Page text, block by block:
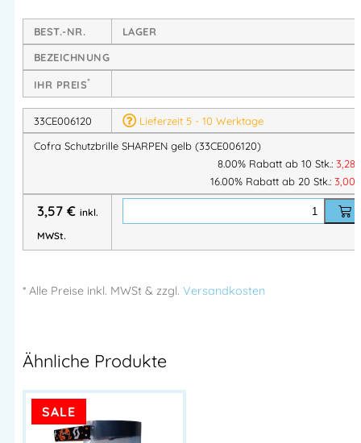
Gelbe Polycarbonat-Linse– ideal für schlechte
Lichtverhältnisse und Tunnelarbeiten
Anti-Kratz- & Anti-Beschlag-Beschichtung
in jeder Situation
Extrem leicht (nur 24 g)– kaum spürbar beim Tragen
Erfüllt EN 166 & EN 170– geprüfter Schutz gegen UV-
Ergonomisches, sportliches Design– optimaler Sitz
auch bei langen Einsätzen
Anwendungsbereiche:
Arbeiten bei Regen, Nebel oder Dämmerung
Vorteile der Cofra SHARPEN gelb:
Kontrastverstärkend – bessere Sicht bei schlechten
Lichtverhältnissen
BEST.-NR.
LAGER
BEZEICHNUNG
IHR PREIS*
33CE006120
Lieferzeit 5 - 10 Werktage
Cofra Schutzbrille SHARPEN gelb (33CE006120)
8.00% Rabatt ab 10 Stk.: 3,28
16.00% Rabatt ab 20 Stk.: 3,00
3,57 € inkl.
MWSt.
* Alle Preise inkl. MWSt & zzgl. Versandkosten
Ähnliche Produkte
SALE